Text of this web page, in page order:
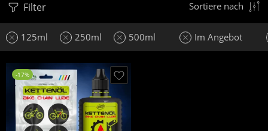
Filter Sortiere nach
125ml 250ml 500ml Im Angebot
-17%